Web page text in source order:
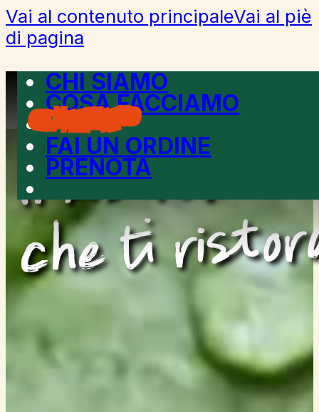
Vai al contenuto principaleVai al piè
di pagina
CHI SIAMO
COSA FACCIAMO
FAI UN ORDINE
PRENOTA
Il bistrot
che ti